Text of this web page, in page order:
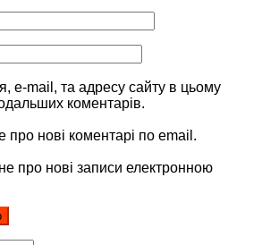
e-mail, та адресу сайту в цьому
коментарів.
про нові коментарі по email.
про нові записи електронною